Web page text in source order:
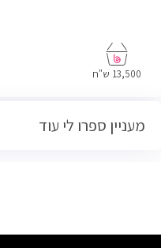
13,500 ש"ח
מעניין ספרו לי עוד